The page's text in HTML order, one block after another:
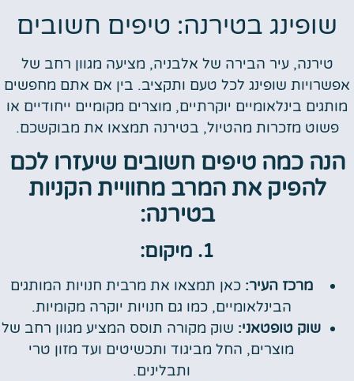
שופינג בטירנה: טיפים חשובים
טירנה, עיר הבירה של אלבניה, מציעה מגוון רחב של
אפשרויות שופינג לכל טעם ותקציב. בין אם אתם מחפשים
מותגים בינלאומיים יוקרתיים, מוצרים מקומיים ייחודיים או
פשוט מזכרות מהטיול, בטירנה תמצאו את מבוקשכם.
הנה כמה טיפים חשובים שיעזרו לכם
להפיק את המרב מחוויית הקניות
בטירנה:
1. מיקום:
מרכז העיר: כאן תמצאו את מרבית חנויות המותגים
הבינלאומיים, כמו גם חנויות יוקרה מקומיות.
שוק טופטאני: שוק מקורה תוסס המציע מגוון רחב של
מוצרים, החל מביגוד ותכשיטים ועד מזון טרי
ותבלינים.